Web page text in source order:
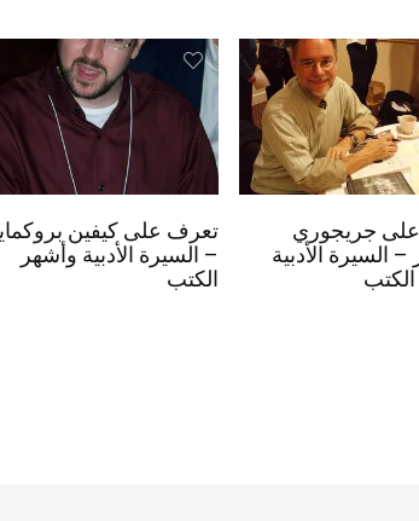
جريجوري
– السيرة الأدبية
تعرف على كيفين
– السيرة الأدبية وأشهر
الكتب